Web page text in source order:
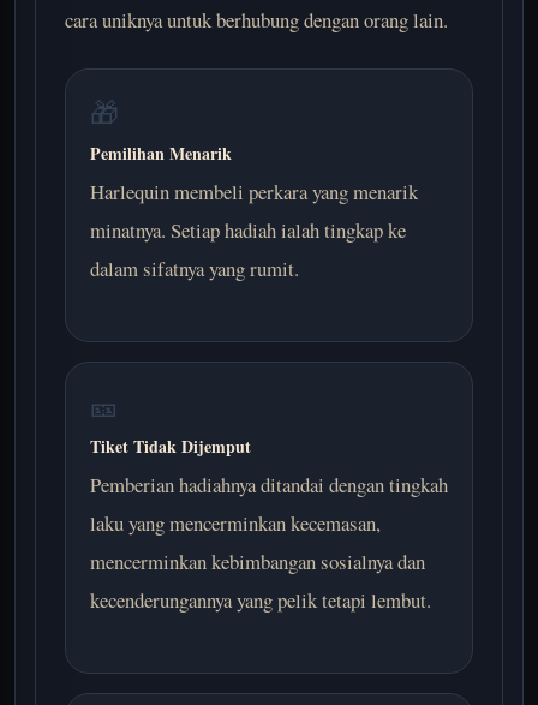
cara uniknya untuk berhubung dengan orang lain.
🎁
Pemilihan Menarik
Harlequin membeli perkara yang menarik
minatnya. Setiap hadiah ialah tingkap ke
dalam sifatnya yang rumit.
🎫
Tiket Tidak Dijemput
Pemberian hadiahnya ditandai dengan tingkah
laku yang mencerminkan kecemasan,
mencerminkan kebimbangan sosialnya dan
kecenderungannya yang pelik tetapi lembut.